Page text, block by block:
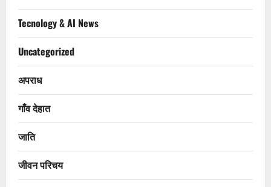
Tecnology & AI News
Uncategorized
अपराध
गाँव देहात
जाति
जीवन परिचय